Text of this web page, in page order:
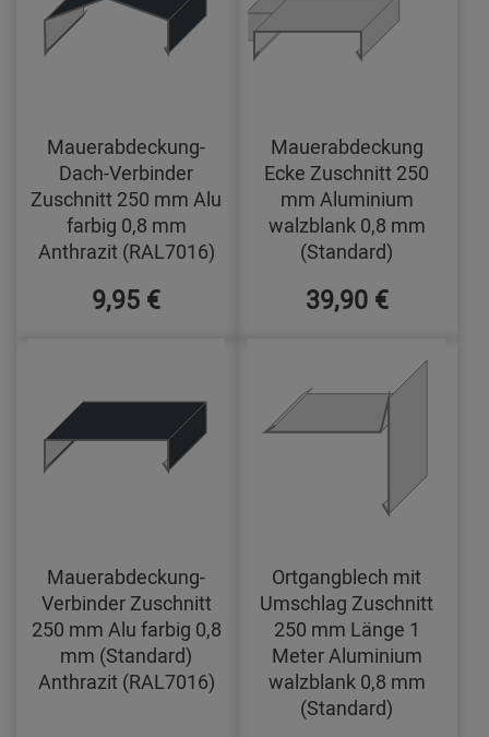
Mauerabdeckung-
Dach-Verbinder
Zuschnitt 250 mm Alu
farbig 0,8 mm
Anthrazit (RAL7016)
9,95 €
Mauerabdeckung
Ecke Zuschnitt 250
mm Aluminium
walzblank 0,8 mm
(Standard)
39,90 €
Mauerabdeckung-
Verbinder Zuschnitt
250 mm Alu farbig 0,8
mm (Standard)
Anthrazit (RAL7016)
Ortgangblech mit
Umschlag Zuschnitt
250 mm Länge 1
Meter Aluminium
walzblank 0,8 mm
(Standard)